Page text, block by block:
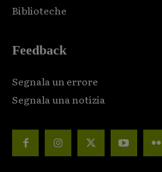
Biblioteche
Feedback
Segnala un errore
Segnala una notizia